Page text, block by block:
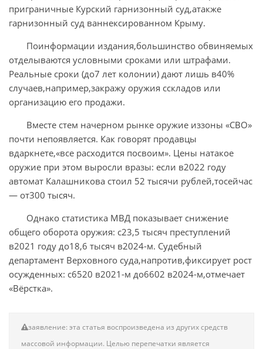
приграничные Курский гарнизонный суд,атакже
гарнизонный суд ваннексированном Крыму.
Поинформации издания,большинство обвиняемых
отделываются условными сроками или штрафами.
Реальные сроки (до7 лет колонии) дают лишь в40%
случаев,например,закражу оружия сскладов или
организацию его продажи.
Вместе стем начерном рынке оружие иззоны «СВО»
почти непоявляется. Как говорят продавцы
вдаркнете,«все расходится посвоим». Цены натакое
оружие при этом выросли вразы: если в2022 году
автомат Калашникова стоил 52 тысячи рублей,тосейчас
— от300 тысяч.
Однако статистика МВД показывает снижение
общего оборота оружия: с23,5 тысяч преступлений
в2021 году до18,6 тысяч в2024-м. Судебный
департамент Верховного суда,напротив,фиксирует рост
осужденных: с6520 в2021-м до6602 в2024-м,отмечает
«Вёрстка».
заявление: эта статья воспроизведена из других средств
массовой информации. Целью перепечатки является